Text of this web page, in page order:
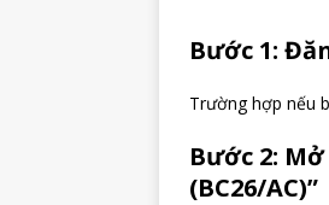
Bước 1:
Trường hợp nếu
Bước 2:
(BC26/AC)”